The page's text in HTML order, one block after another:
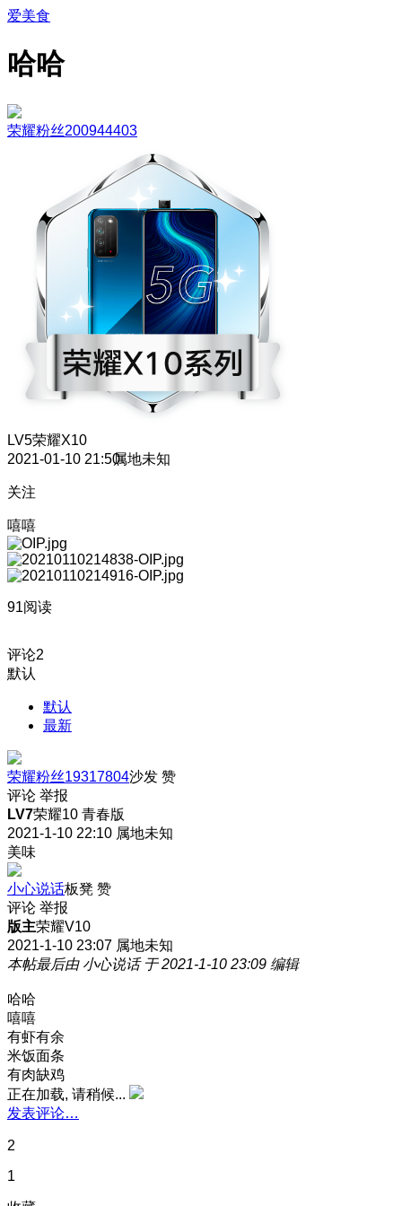
爱美食
哈哈
荣耀粉丝200944403
LV5荣耀X10
2021-01-10 21:50属地未知
关注
嘻嘻
91阅读
评论2
默认
默认
最新
荣耀粉丝19317804沙发 赞
评论 举报
LV7荣耀10 青春版
2021-1-10 22:10 属地未知
美味
小心说话板凳 赞
评论 举报
版主荣耀V10
2021-1-10 23:07 属地未知
本帖最后由 小心说话 于 2021-1-10 23:09 编辑
哈哈
嘻嘻
有虾有余
米饭面条
有肉缺鸡
正在加载, 请稍候...
发表评论…
2
1